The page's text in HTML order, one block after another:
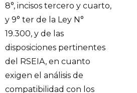
8°, incisos tercero y cuarto,
y 9° ter de la Ley N°
19.300, y de las
disposiciones pertinentes
del RSEIA, en cuanto
exigen el análisis de
compatibilidad con los